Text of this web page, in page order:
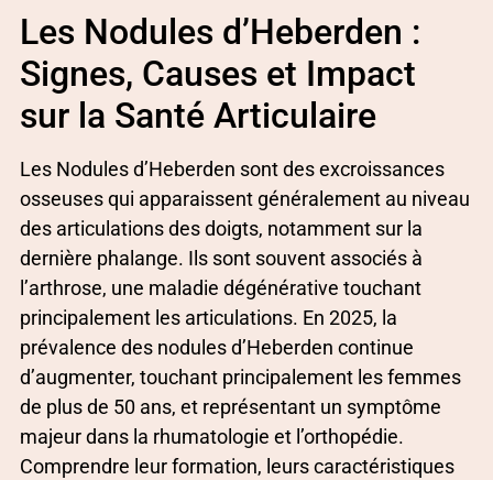
Les Nodules d’Heberden :
Signes, Causes et Impact
sur la Santé Articulaire
Les Nodules d’Heberden sont des excroissances
osseuses qui apparaissent généralement au niveau
des articulations des doigts, notamment sur la
dernière phalange. Ils sont souvent associés à
l’arthrose, une maladie dégénérative touchant
principalement les articulations. En 2025, la
prévalence des nodules d’Heberden continue
d’augmenter, touchant principalement les femmes
de plus de 50 ans, et représentant un symptôme
majeur dans la rhumatologie et l’orthopédie.
Comprendre leur formation, leurs caractéristiques